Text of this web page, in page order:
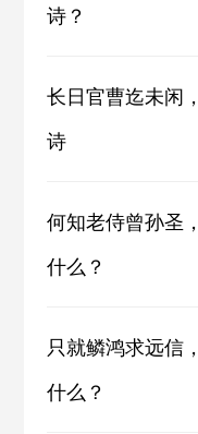
诗？
长日官曹迄未闲
诗
何知老侍曾孙圣
什么？
只就鳞鸿求远信
什么？